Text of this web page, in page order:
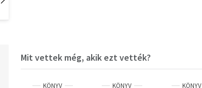
Hangoskönyv
Mit vettek még, akik ezt vették?
KÖNYV KÖNYV KÖNYV